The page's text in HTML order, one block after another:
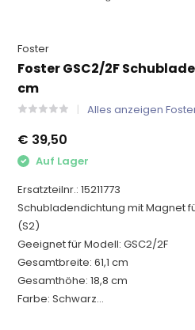
Foster
Foster GSC2/2F
cm
Alles anzeigen
€ 39,50
Auf Lager
Ersatzteilnr.: 15211773
Schubladendichtung mit Magnet
(S2)
Geeignet für Modell: GSC2/2F
Gesamtbreite: 61,1 cm
Gesamthöhe: 18,8 cm
Farbe: Schwarz...